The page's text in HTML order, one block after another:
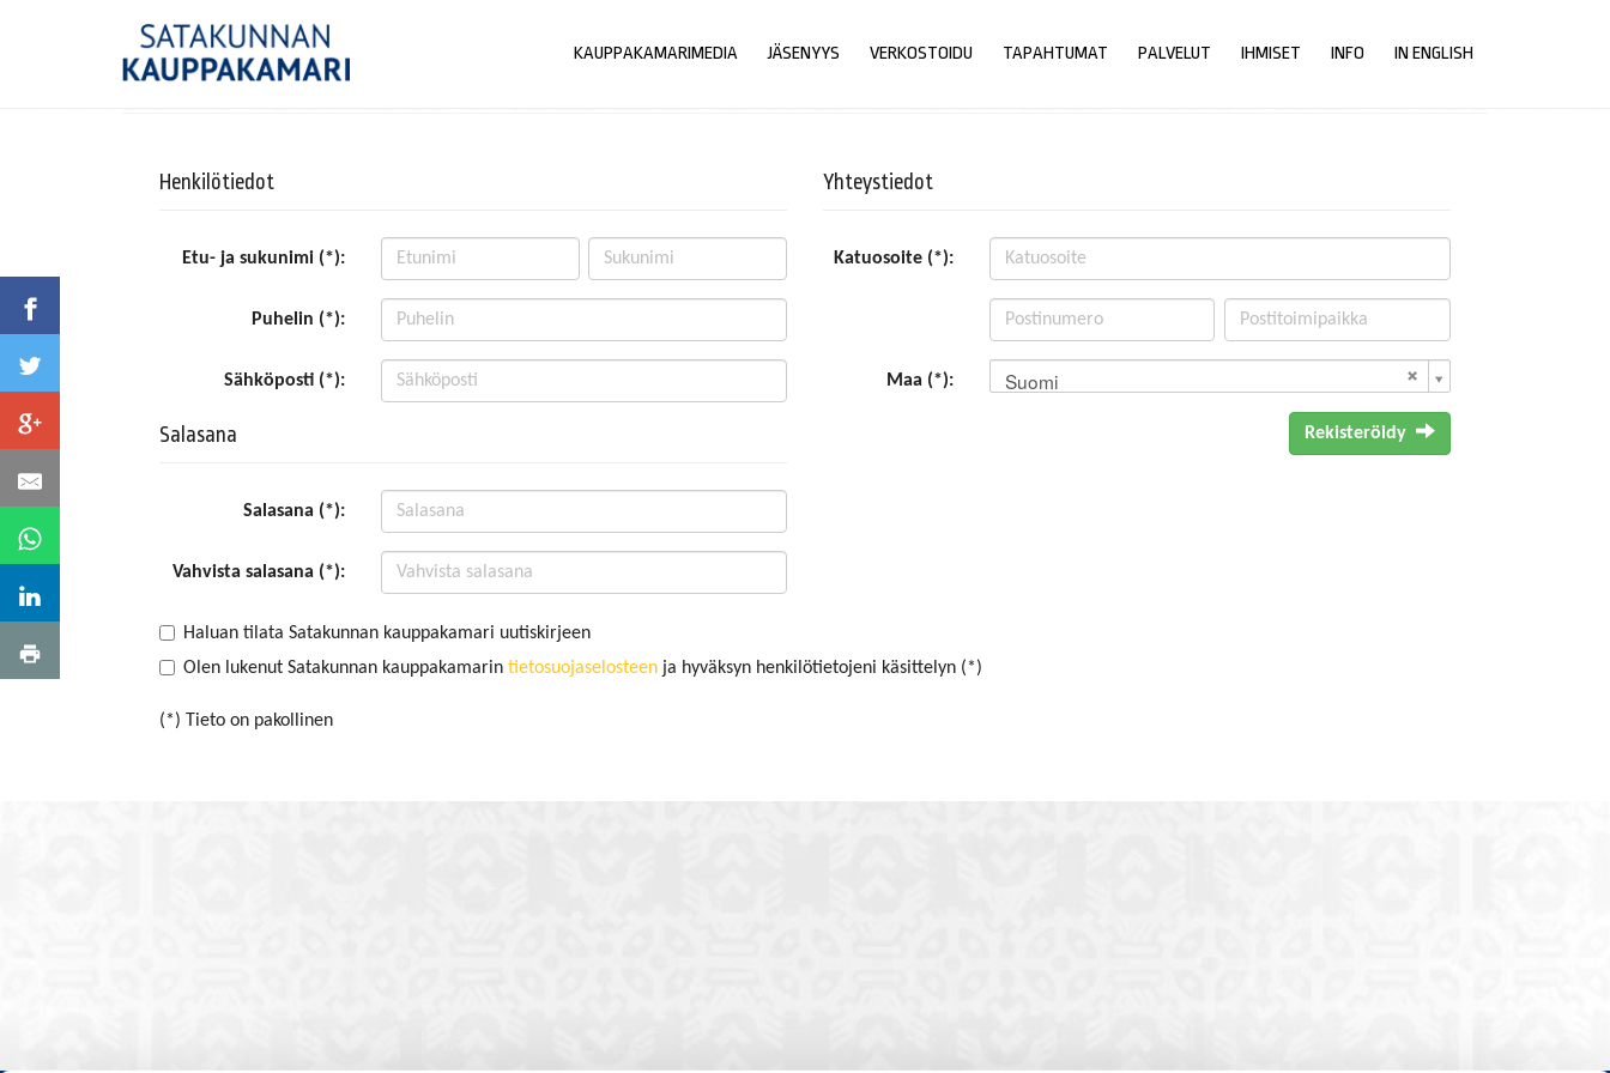
KAUPPAKAMARIMEDIA JÄSENYYS VERKOSTOIDU TAPAHTUMAT PALVELUT IHMISET INFO IN ENGLISH
Henkilötiedot
Etu- ja sukunimi (*):
Puhelin (*):
Sähköposti (*):
Salasana
Salasana (*):
Vahvista salasana (*):
Yhteystiedot
Katuosoite (*):
Maa (*): Suomi
Rekisteröidy
Haluan tilata Satakunnan kauppakamari uutiskirjeen
Olen lukenut Satakunnan kauppakamarin tietosuojaselosteen ja hyväksyn henkilötietojeni käsittelyn (*)
(*) Tieto on pakollinen